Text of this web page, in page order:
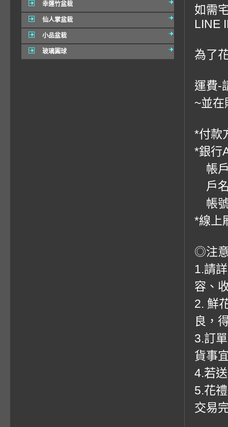
幸運竹盆栽
仙人掌盆栽
小品盆栽
玻璃圓球
如需
LINE
為了
運費-
~並在
*付款
*銀行
帳戶
戶
帳
*線上
◎注
1.請
容、
2. 鮮
良，
3.訂
貨事
4.若
5.花
交易